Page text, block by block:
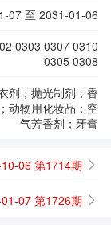
07 至 2031-01-06
0303 0307 0310
0305 0308
剂；抛光制剂；香
动物用化妆品；空
气芳香剂；牙膏
06 第1714期
07 第1726期